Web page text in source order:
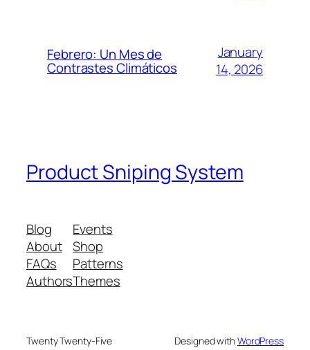
Febrero: Un Mes de
Contrastes Climáticos
January
14, 2026
Product Sniping System
Blog
About
FAQs
Authors
Events
Shop
Patterns
Themes
Twenty Twenty-Five Designed withWordPress